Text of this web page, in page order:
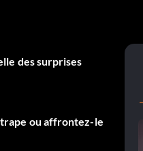
des surprises
ou affrontez-le